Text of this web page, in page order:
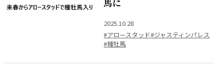
2025.10.28
#アロースタッド#ジャスティンパレス
#種牡馬